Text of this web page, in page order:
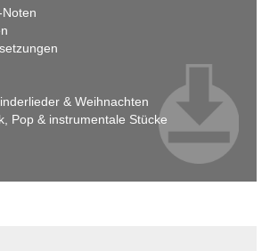
& Weihnachten
Pop & instrumentale Stücke